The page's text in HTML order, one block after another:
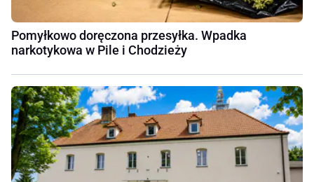
Pomyłkowo doręczona przesyłka. Wpadka
narkotykowa w Pile i Chodzieży